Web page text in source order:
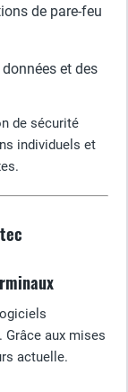
de pare-feu
et des
de sécurité
individuels et
aux mises
actuelle.